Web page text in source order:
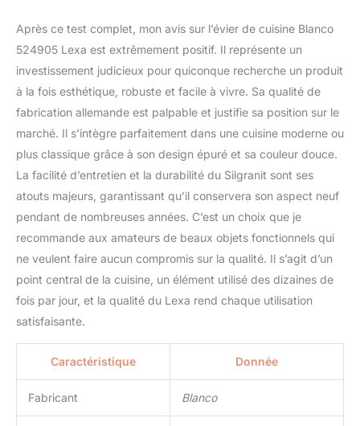
Après ce test complet, mon avis sur l’évier de cuisine Blanco
524905 Lexa est extrêmement positif. Il représente un
investissement judicieux pour quiconque recherche un produit
à la fois esthétique, robuste et facile à vivre. Sa qualité de
fabrication allemande est palpable et justifie sa position sur le
marché. Il s’intègre parfaitement dans une cuisine moderne ou
plus classique grâce à son design épuré et sa couleur douce.
La facilité d’entretien et la durabilité du Silgranit sont ses
atouts majeurs, garantissant qu’il conservera son aspect neuf
pendant de nombreuses années. C’est un choix que je
recommande aux amateurs de beaux objets fonctionnels qui
ne veulent faire aucun compromis sur la qualité. Il s’agit d’un
point central de la cuisine, un élément utilisé des dizaines de
fois par jour, et la qualité du Lexa rend chaque utilisation
satisfaisante.
Caractéristique Donnée
Fabricant Blanco